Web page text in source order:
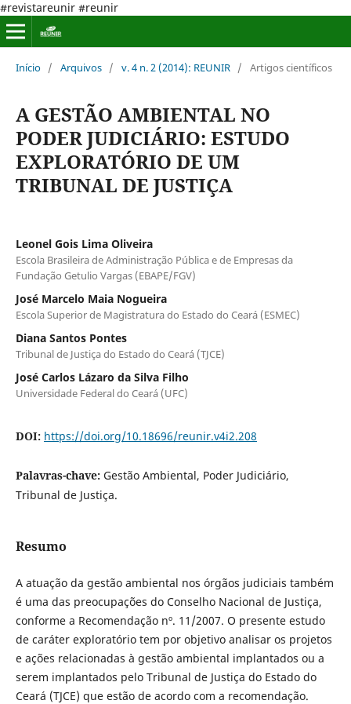
#revistareunir #reunir
Início / Arquivos / v. 4 n. 2 (2014): REUNIR / Artigos científicos
A GESTÃO AMBIENTAL NO
PODER JUDICIÁRIO: ESTUDO
EXPLORATÓRIO DE UM
TRIBUNAL DE JUSTIÇA
Leonel Gois Lima Oliveira
Escola Brasileira de Administração Pública e de Empresas da
Fundação Getulio Vargas (EBAPE/FGV)
José Marcelo Maia Nogueira
Escola Superior de Magistratura do Estado do Ceará (ESMEC)
Diana Santos Pontes
Tribunal de Justiça do Estado do Ceará (TJCE)
José Carlos Lázaro da Silva Filho
Universidade Federal do Ceará (UFC)
DOI: https://doi.org/10.18696/reunir.v4i2.208
Palavras-chave: Gestão Ambiental, Poder Judiciário,
Tribunal de Justiça.
Resumo
A atuação da gestão ambiental nos órgãos judiciais também
é uma das preocupações do Conselho Nacional de Justiça,
conforme a Recomendação nº. 11/2007. O presente estudo
de caráter exploratório tem por objetivo analisar os projetos
e ações relacionadas à gestão ambiental implantados ou a
serem implantados pelo Tribunal de Justiça do Estado do
Ceará (TJCE) que estão de acordo com a recomendação.